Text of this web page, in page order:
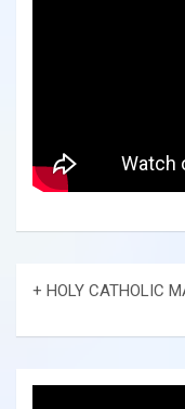
+ HOLY CATHOLIC